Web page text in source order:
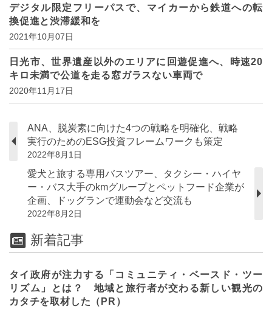
デジタル限定フリーパスで、マイカーから鉄道への転
換促進と渋滞緩和を
2021年10月07日
日光市、世界遺産以外のエリアに回遊促進へ、時速20
キロ未満で公道を走る窓ガラスない車両で
2020年11月17日
ANA、脱炭素に向けた4つの戦略を明確化、戦略
実行のためのESG投資フレームワークも策定
2022年8月1日
愛犬と旅する専用バスツアー、タクシー・ハイヤ
ー・バス大手のkmグループとペットフード企業が
企画、ドッグランで運動会など交流も
2022年8月2日
新着記事
タイ政府が注力する「コミュニティ・ベースド・ツー
リズム」とは？ 地域と旅行者が交わる新しい観光の
カタチを取材した（PR）